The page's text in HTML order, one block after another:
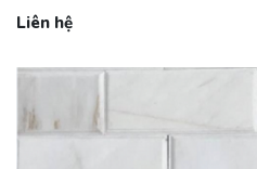
Liên hệ